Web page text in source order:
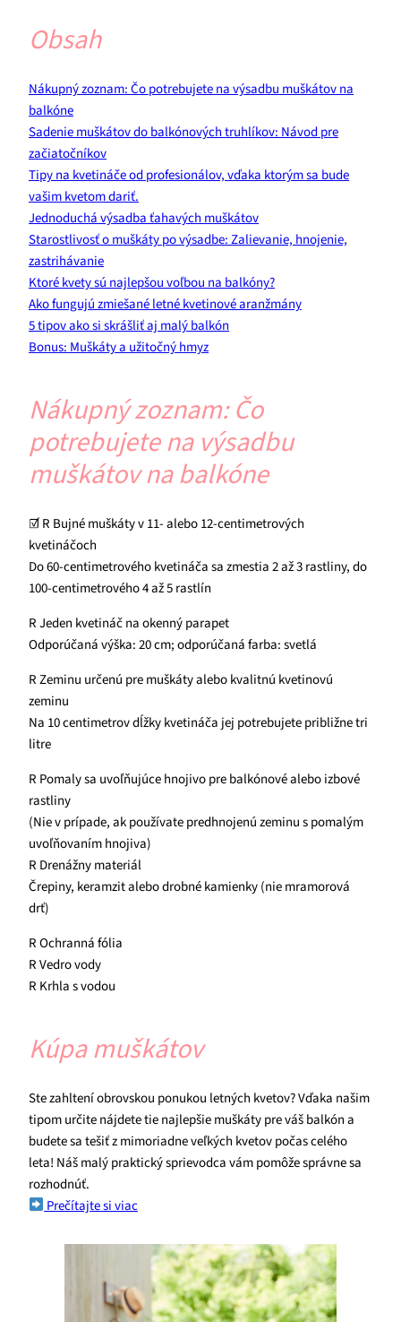
Obsah
Nákupný zoznam: Čo potrebujete na výsadbu muškátov na
balkóne
Sadenie muškátov do balkónových truhlíkov: Návod pre
začiatočníkov
Tipy na kvetináče od profesionálov, vďaka ktorým sa bude
vašim kvetom dariť.
Jednoduchá výsadba ťahavých muškátov
Starostlivosť o muškáty po výsadbe: Zalievanie, hnojenie,
zastrihávanie
Ktoré kvety sú najlepšou voľbou na balkóny?
Ako fungujú zmiešané letné kvetinové aranžmány
5 tipov ako si skrášliť aj malý balkón
Bonus: Muškáty a užitočný hmyz
Nákupný zoznam: Čo
potrebujete na výsadbu
muškátov na balkóne
☑ R Bujné muškáty v 11- alebo 12-centimetrových
kvetináčoch
Do 60-centimetrového kvetináča sa zmestia 2 až 3 rastliny, do
100-centimetrového 4 až 5 rastlín
R Jeden kvetináč na okenný parapet
Odporúčaná výška: 20 cm; odporúčaná farba: svetlá
R Zeminu určenú pre muškáty alebo kvalitnú kvetinovú
zeminu
Na 10 centimetrov dĺžky kvetináča jej potrebujete približne tri
litre
R Pomaly sa uvoľňujúce hnojivo pre balkónové alebo izbové
rastliny
(Nie v prípade, ak používate predhnojenú zeminu s pomalým
uvoľňovaním hnojiva)
R Drenážny materiál
Črepiny, keramzit alebo drobné kamienky (nie mramorová
drť)
R Ochranná fólia
R Vedro vody
R Krhla s vodou
Kúpa muškátov
Ste zahltení obrovskou ponukou letných kvetov? Vďaka našim
tipom určite nájdete tie najlepšie muškáty pre váš balkón a
budete sa tešiť z mimoriadne veľkých kvetov počas celého
leta! Náš malý praktický sprievodca vám pomôže správne sa
rozhodnúť.
Prečítajte si viac